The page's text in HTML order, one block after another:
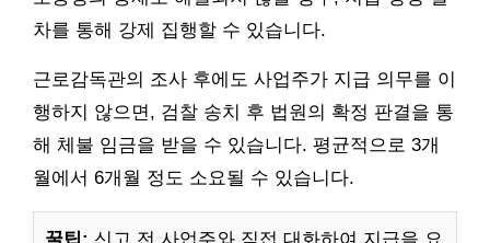
차를 통해 강제 집행할 수 있습니다.
근로감독관의 조사 후에도 사업주가 지급 의무를 이
행하지 않으면, 검찰 송치 후 법원의 확정 판결을 통
해 체불 임금을 받을 수 있습니다. 평균적으로 3개
월에서 6개월 정도 소요될 수 있습니다.